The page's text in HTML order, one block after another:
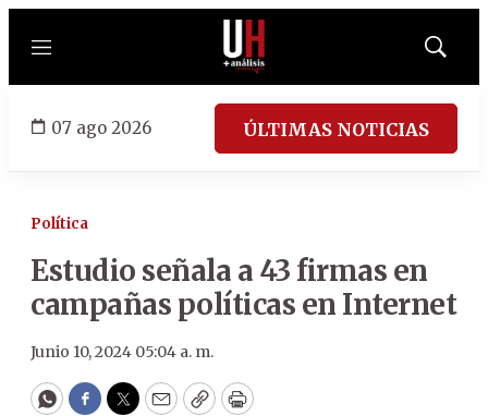
Menú
Mostrar
07 ago 2026 ÚLTIMAS NOTICIAS
Política
Estudio señala a 43 firmas en
campañas políticas en Internet
Junio 10, 2024 05:04 a. m.
WhatsApp
Facebook
Twitter
EmailCopyPrint